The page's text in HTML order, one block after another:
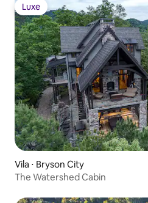
Luxe
Luxe
Vila ⋅ Bryson City
The Watershed Cabin